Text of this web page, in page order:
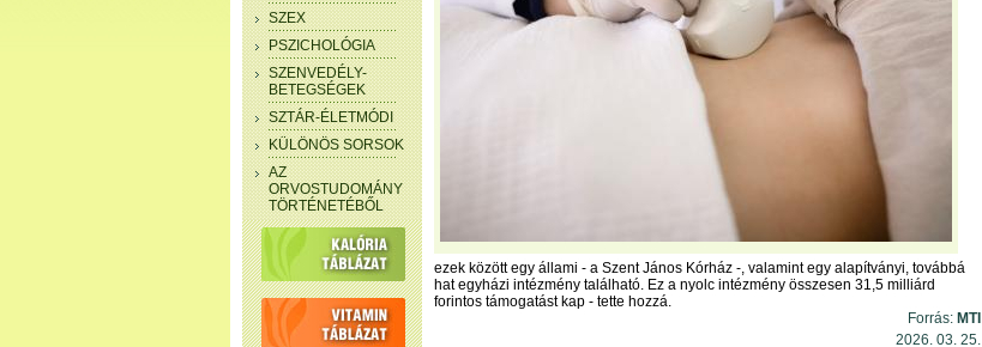
SZEX
PSZICHOLÓGIA
SZENVEDÉLY-
BETEGSÉGEK
SZTÁR-ÉLETMÓDI
KÜLÖNÖS SORSOK
AZ
ORVOSTUDOMÁNY
TÖRTÉNETÉBŐL
ezek között egy állami - a Szent János Kórház -, valamint egy alapítványi, továbbá
hat egyházi intézmény található. Ez a nyolc intézmény összesen 31,5 milliárd
forintos támogatást kap - tette hozzá.
Forrás: MTI
2026. 03. 25.